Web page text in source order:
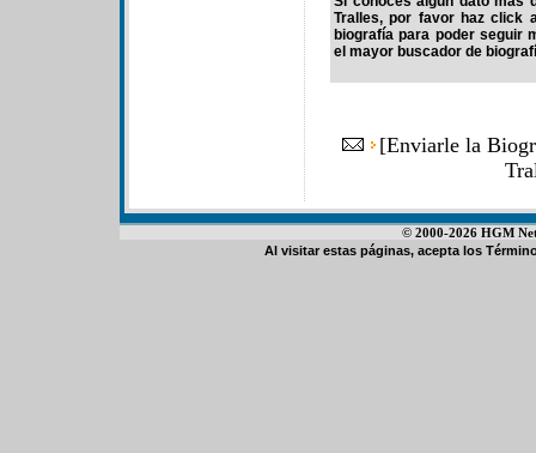
Tralles, por favor haz click
biografía para poder seguir
el mayor buscador de
[Enviarle la
© 2000-2026 HGM
Al visitar estas páginas, acepta los